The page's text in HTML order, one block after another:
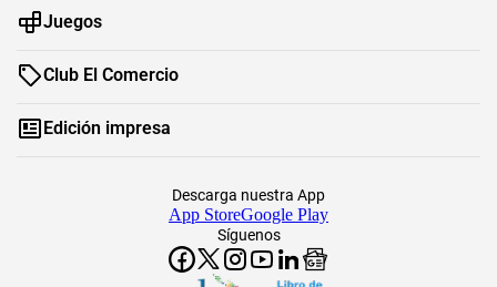
Juegos
Club El Comercio
Edición impresa
Síguenos
Descarga nuestra App
App StoreGoogle Play